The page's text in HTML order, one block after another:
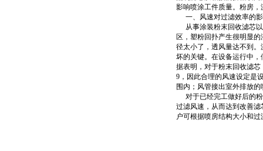
影响喷涂工件质量。粉房，
一、风速对过滤效率的
从事涂装粉末回收滤芯
区，塑粉回扑产生很明显
径太小了，透风量达不到
坏的关键。在设备运行中
据表明，对于粉末回收滤
9 ，因此合理的风速设定是
围内；风管接出室外排放
对于已经完工做好后的
过滤风速，从而达到改善
户可根据喷房结构大小和